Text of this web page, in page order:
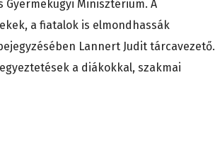
Minisztérium. A
a fiatalok is elmondhassák
Lannert Judit tárcavezető.
a diákokkal, szakmai